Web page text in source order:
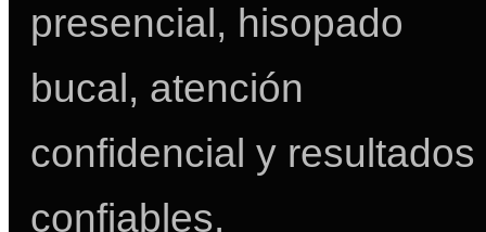
presencial, hisopado
bucal, atención
confidencial y resultados
confiables.